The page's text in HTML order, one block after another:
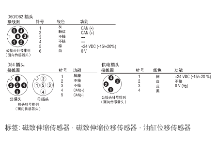
标签: 磁致伸缩传感器 · 磁致伸缩位移传感器 · 油缸位移传感器